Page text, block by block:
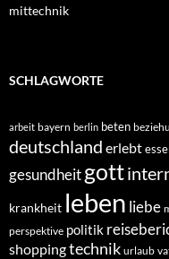
mittechnik
SCHLAGWORTE
arbeit bayern berlin beten
deutschland erlebt
gesundheitgott
krankheit leben liebe
perspektive politik
shoppingtechnik urlaub